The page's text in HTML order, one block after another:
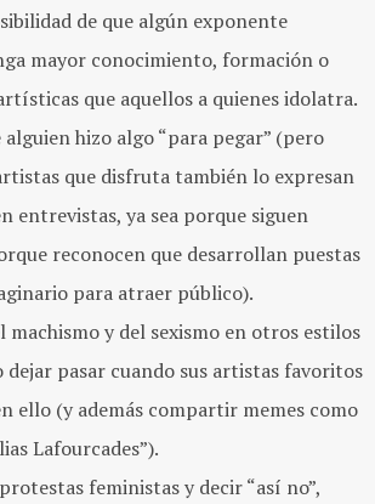
de que algún exponente
mayor conocimiento, formación o
que aquellos a quienes idolatra.
hizo algo “para pegar” (pero
que disfruta también lo expresan
entrevistas, ya sea porque siguen
reconocen que desarrollan puestas
para atraer público).
machismo y del sexismo en otros estilos
dejar pasar cuando sus artistas favoritos
ello (y además compartir memes como
Lafourcades”).
feministas y decir “así no”,